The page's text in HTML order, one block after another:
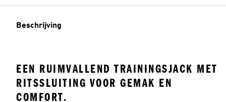
Beschrijving
EEN RUIMVALLEND TRAININGSJACK MET
RITSSLUITING VOOR GEMAK EN
COMFORT.